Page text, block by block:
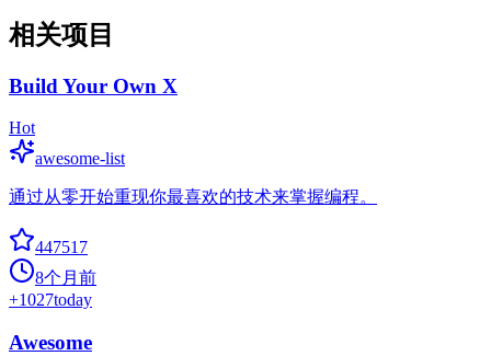
相关项目
Build Your Own X
Hot
awesome-list
通过从零开始重现你最喜欢的技术来掌握编程。
447517
8个月前
+1027today
Awesome